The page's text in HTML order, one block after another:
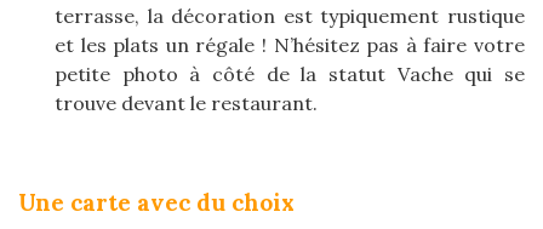
terrasse, la décoration est typiquement rustique
et les plats un régale ! N’hésitez pas à faire votre
petite photo à côté de la statut Vache qui se
trouve devant le restaurant.
Une carte avec du choix